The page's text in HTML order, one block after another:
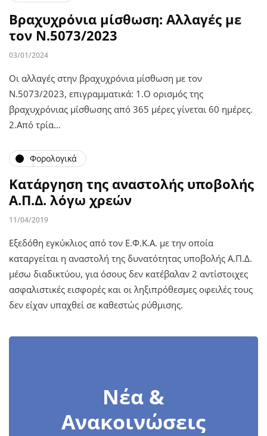
Βραχυχρόνια μίσθωση: Αλλαγές με
τον Ν.5073/2023
03/01/2024
Οι αλλαγές στην βραχυχρόνια μίσθωση με τον
Ν.5073/2023, επιγραμματικά: 1.Ο ορισμός της
βραχυχρόνιας μίσθωσης από 365 μέρες γίνεται 60 ημέρες.
2.Από τρία…
Φορολογικά
Κατάργηση της αναστολής υποβολής
Α.Π.Δ. λόγω χρεών
11/04/2019
Εξεδόθη εγκύκλιος από τον Ε.Φ.Κ.Α. με την οποία
καταργείται η αναστολή της δυνατότητας υποβολής Α.Π.Δ.
μέσω διαδικτύου, για όσους δεν κατέβαλαν 2 αντίστοιχες
ασφαλιστικές εισφορές και οι ληξιπρόθεσμες οφειλές τους
δεν είχαν υπαχθεί σε καθεστώς ρύθμισης.
Νέα &
Ανακοινώσεις